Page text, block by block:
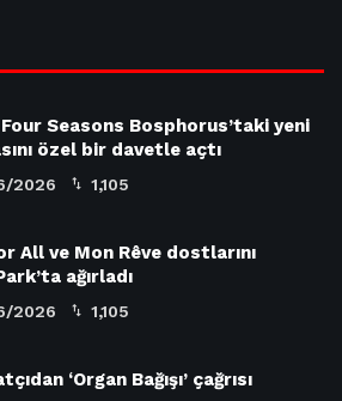
Seasons Bosphorus’taki yeni
özel bir davetle açtı
2026 1,105
All ve Mon Rêve dostlarını
ağırladı
2026 1,105
‘Organ Bağışı’ çağrısı